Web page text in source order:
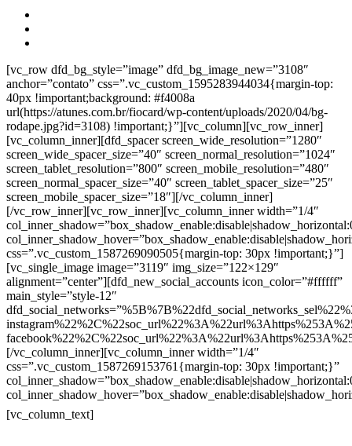
[vc_row dfd_bg_style=”image” dfd_bg_image_new=”3108″
anchor=”contato” css=”.vc_custom_1595283944034{margin-top:
40px !important;background: #f4008a
url(https://atunes.com.br/fiocard/wp-content/uploads/2020/04/bg-
rodape.jpg?id=3108) !important;}”][vc_column][vc_row_inner]
[vc_column_inner][dfd_spacer screen_wide_resolution=”1280″
screen_wide_spacer_size=”40″ screen_normal_resolution=”1024″
screen_tablet_resolution=”800″ screen_mobile_resolution=”480″
screen_normal_spacer_size=”40″ screen_tablet_spacer_size=”25″
screen_mobile_spacer_size=”18″][/vc_column_inner]
[/vc_row_inner][vc_row_inner][vc_column_inner width=”1/4″
css=”.vc_custom_1587269090505{margin-top: 30px !important;}”]
[vc_single_image image=”3119″ img_size=”122×129″
alignment=”center”][dfd_new_social_accounts icon_color=”#ffffff”
main_style=”style-12″
[/vc_column_inner][vc_column_inner width=”1/4″
css=”.vc_custom_1587269153761{margin-top: 30px !important;}”
[vc_column_text]